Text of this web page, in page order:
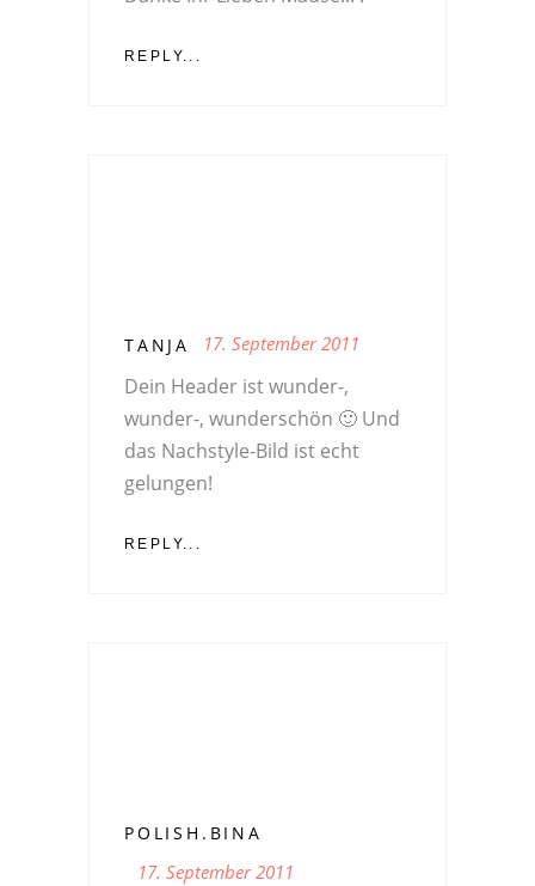
REPLY...
TANJA 17. September 2011
Dein Header ist wunder-,
wunder-, wunderschön 🙂 Und
das Nachstyle-Bild ist echt
gelungen!
REPLY...
POLISH.BINA
17. September 2011